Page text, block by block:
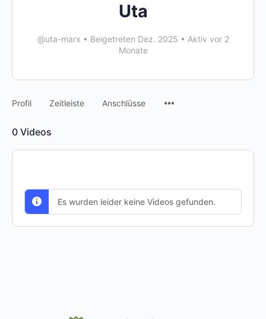
Uta
@uta-marx • Beigetreten Dez. 2025 • Aktiv vor 2
Monate
Profil Zeitleiste Anschlüsse
0 Videos
Es wurden leider keine Videos gefunden.